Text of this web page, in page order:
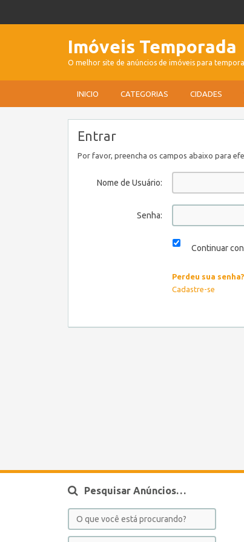
Imóveis Temporada
O melhor site de anúncios de imóveis para
INICIO CATEGORIAS CIDADES
Entrar
Por favor, preencha os campos abaixo para
Nome de Usuário:
Senha:
Continuar
Perdeu sua senha?
Cadastre-se
Pesquisar Anúncios…